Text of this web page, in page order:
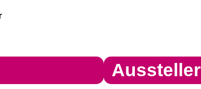
Aussteller